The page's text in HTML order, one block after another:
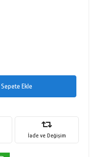
Sepete Ekle
İade ve Değişim